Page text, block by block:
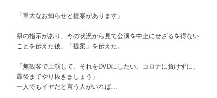
「重大なお知らせと提案があります」
県の指示があり、今の状況から見て公演を中止にせざるを得ない
ことを伝えた後、「提案」を伝えた。
「無観客で上演して、それをDVDにしたい。コロナに負けずに、
最後までやり抜きましょう」
一人でもイヤだと言う人がいれば…